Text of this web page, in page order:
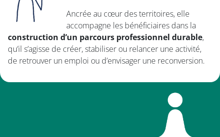
Ancrée au cœur des territoires, elle
accompagne les bénéficiaires dans la
construction d’un parcours professionnel durable,
qu’il s’agisse de créer, stabiliser ou relancer une activité,
de retrouver un emploi ou d’envisager une reconversion.